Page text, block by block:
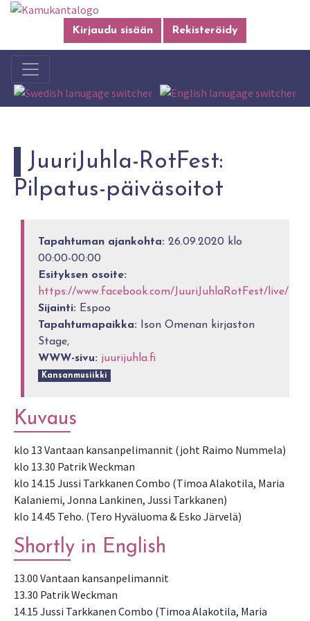
Kirjaudu sisään Rekisteröidy
JuuriJuhla-RotFest:
Pilpatus-päiväsoitot
Tapahtuman ajankohta: 26.09.2020 klo
00:00-00:00
Esityksen osoite:
https://www.facebook.com/JuuriJuhlaRotFest/live/
Sijainti: Espoo
Tapahtumapaikka: Ison Omenan kirjaston
Stage,
WWW-sivu: juurijuhla.fi
Kansanmusiikki
Kuvaus
klo 13 Vantaan kansanpelimannit (joht Raimo Nummela)
klo 13.30 Patrik Weckman
klo 14.15 Jussi Tarkkanen Combo (Timoa Alakotila, Maria
Kalaniemi, Jonna Lankinen, Jussi Tarkkanen)
klo 14.45 Teho. (Tero Hyväluoma & Esko Järvelä)
Shortly in English
13.00 Vantaan kansanpelimannit
13.30 Patrik Weckman
14.15 Jussi Tarkkanen Combo (Timoa Alakotila, Maria